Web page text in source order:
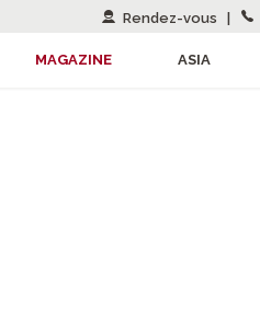
Rendez-vous
MAGAZINE ASIA